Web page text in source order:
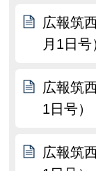
広報筑
月1日号
広報筑
1日号）
広報筑